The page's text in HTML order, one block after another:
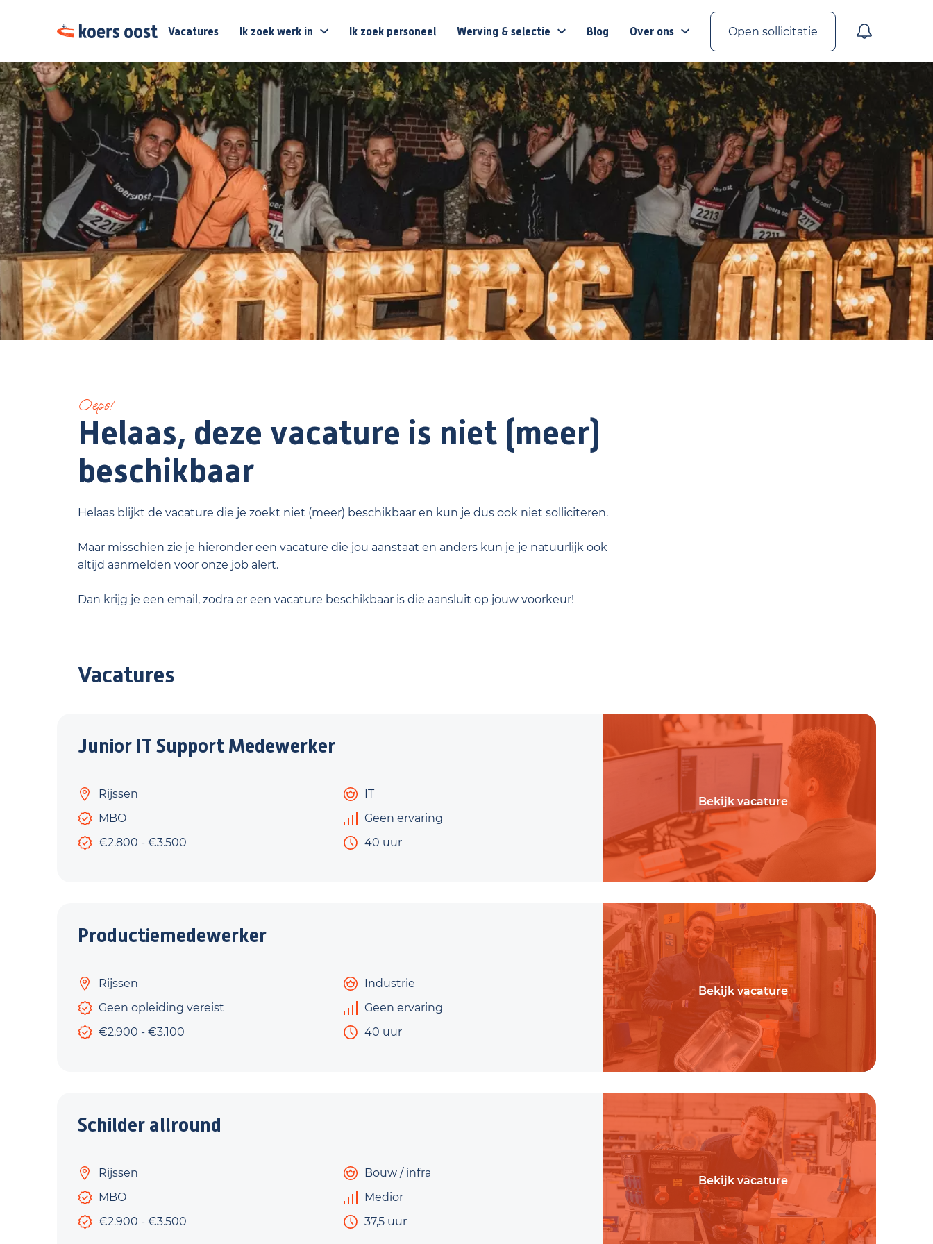
Vacatures Ik zoek werk in Ik zoek personeel Werving & selectie Blog Over ons Open sollicitatie
Oeps!
Helaas, deze vacature is niet (meer)
beschikbaar
Helaas blijkt de vacature die je zoekt niet (meer) beschikbaar en kun je dus ook niet solliciteren.
Maar misschien zie je hieronder een vacature die jou aanstaat en anders kun je je natuurlijk ook
altijd aanmelden voor onze job alert.
Dan krijg je een email, zodra er een vacature beschikbaar is die aansluit op jouw voorkeur!
Vacatures
Junior IT Support Medewerker
Rijssen
IT
MBO
Geen ervaring
€2.800 - €3.500
40 uur
Bekijk vacature
Productiemedewerker
Rijssen
Industrie
Geen opleiding vereist
Geen ervaring
€2.900 - €3.100
40 uur
Bekijk vacature
Schilder allround
Rijssen
Bouw / infra
MBO
Medior
€2.900 - €3.500
37,5 uur
Bekijk vacature